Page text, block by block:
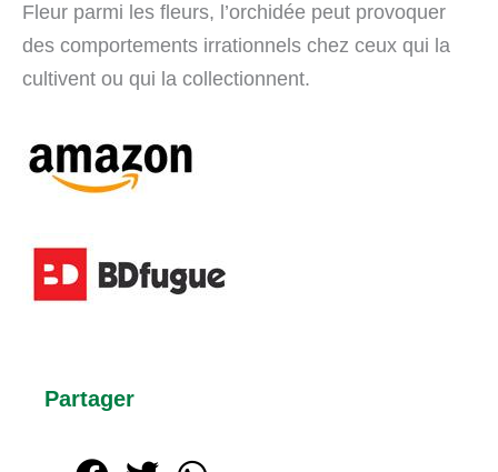
Fleur parmi les fleurs, l’orchidée peut provoquer
des comportements irrationnels chez ceux qui la
cultivent ou qui la collectionnent.
Partager